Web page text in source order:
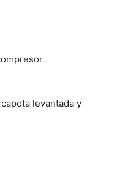
levantada y